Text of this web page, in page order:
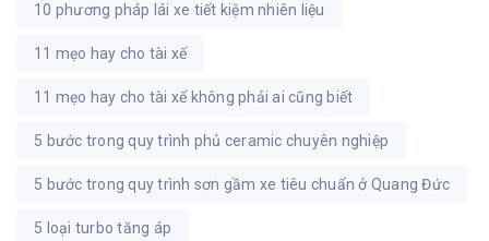
10 phương pháp lái xe tiết kiệm nhiên liệu
11 mẹo hay cho tài xế
11 mẹo hay cho tài xế không phải ai cũng biết
5 bước trong quy trình phủ ceramic chuyên nghiệp
5 bước trong quy trình sơn gầm xe tiêu chuẩn ở Quang Đức
5 loại turbo tăng áp